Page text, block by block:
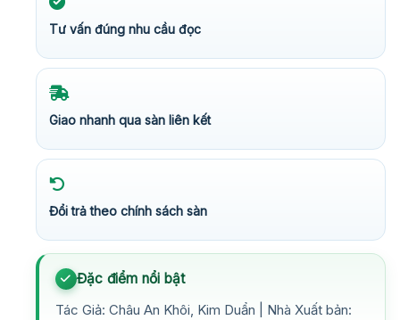
Tư vấn đúng nhu cầu đọc
Giao nhanh qua sàn liên kết
Đổi trả theo chính sách sàn
Đặc điểm nổi bật
Tác Giả: Châu An Khôi, Kim Duẩn | Nhà Xuất bản: